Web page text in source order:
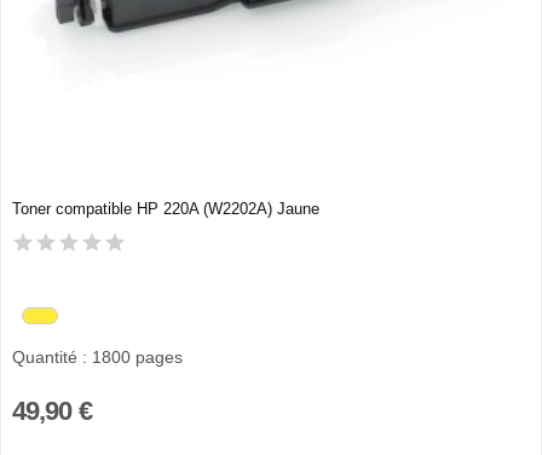
Toner compatible HP 220A (W2202A) Jaune
Quantité : 1800 pages
49,90 €